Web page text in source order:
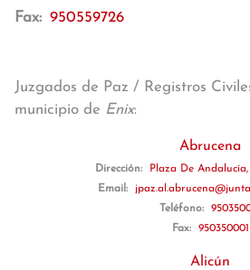
Fax: 950559726
Juzgados de Paz / Registros
municipio de Enix:
Abrucena
Dirección:
Plaza De Andalucía,
Email:
Teléfono:
Fax:
950350001
Alicún